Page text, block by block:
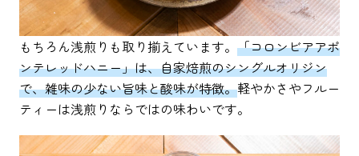
もちろん浅煎りも取り揃えています。 「コロンビアアポ
ンテレッドハニー」は、自家焙煎のシングルオリジン
で、雑味の少ない旨味と酸味が特徴。軽やかさやフルー
ティーは浅煎りならではの味わいです。